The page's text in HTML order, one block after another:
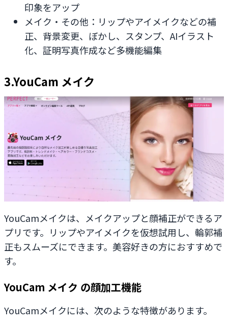
印象をアップ
メイク・その他：リップやアイメイクなどの補
正、背景変更、ぼかし、スタンプ、AIイラスト
化、証明写真作成など多機能編集
3.YouCam メイク
YouCamメイクは、メイクアップと顔補正ができるア
プリです。リップやアイメイクを仮想試用し、輪郭補
正もスムーズにできます。美容好きの方におすすめで
す。
YouCam メイク の顔加工機能
YouCamメイクには、次のような特徴があります。